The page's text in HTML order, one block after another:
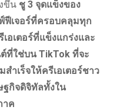
ขึ้น ชู 3 จุดแข็งของ
ฟีเจอร์ที่ครอบคลุมทุก
อเตอร์ที่แข็งแกร่งและ
ที่ใช่บน TikTok ที่จะ
ำเร็จให้ครีเอเตอร์ชาว
ฐกิจดิจิทัลทั้งใน
าค